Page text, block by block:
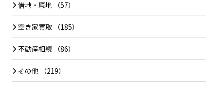
借地・底地 （57）
空き家買取 （185）
不動産相続（86）
その他 （219）